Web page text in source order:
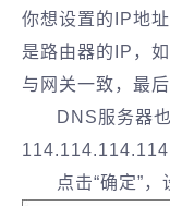
你想设置的IP地
是路由器的IP，
与网关一致，最
DNS服务器
114.114.114.114
点击“确定”，